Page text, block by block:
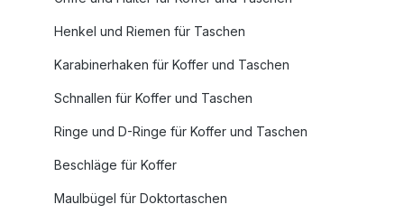
Henkel und Riemen für Taschen
Karabinerhaken für Koffer und Taschen
Schnallen für Koffer und Taschen
Ringe und D-Ringe für Koffer und Taschen
Beschläge für Koffer
Maulbügel für Doktortaschen